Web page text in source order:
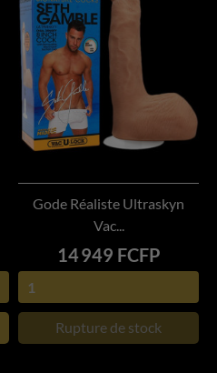
Gode Réaliste Ultraskyn
Vac...
Prix
14 949 FCFP
Rupture de stock